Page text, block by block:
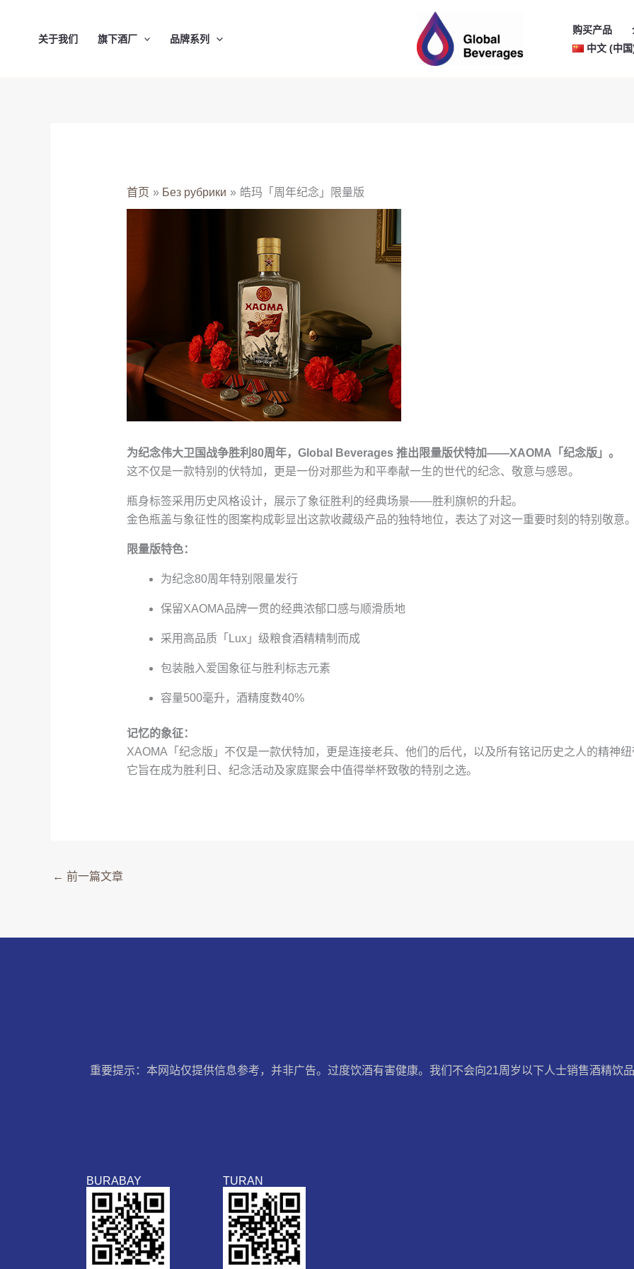
关于我们 旗下酒厂 品牌系列
购买产品
中文 (中
首页 Без рубрики 皓玛「周年纪念」限量版
为纪念伟大卫国战争胜利80周年，Global Beverages 推出限量版伏特加——ХАОМА「纪念版」。
这不仅是一款特别的伏特加，更是一份对那些为和平奉献一生的世代的纪念、敬意与感恩。
瓶身标签采用历史风格设计，展示了象征胜利的经典场景——胜利旗帜的升起。
金色瓶盖与象征性的图案构成彰显出这款收藏级产品的独特地位，表达了对这一重要时刻的特别敬意
限量版特色：
为纪念80周年特别限量发行
保留ХАОМА品牌一贯的经典浓郁口感与顺滑质地
采用高品质「Lux」级粮食酒精精制而成
包装融入爱国象征与胜利标志元素
容量500毫升，酒精度数40%
记忆的象征：
ХАОМА「纪念版」不仅是一款伏特加，更是连接老兵、他们的后代，以及所有铭记历史之人的精神纽
它旨在成为胜利日、纪念活动及家庭聚会中值得举杯致敬的特别之选。
← 前一篇文章
重要提示：本网站仅提供信息参考，并非广告。过度饮酒有害健康。我们不会向21周岁以下人士销售酒精饮
BURABAY TURAN